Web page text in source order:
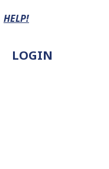
HELP!
LOGIN